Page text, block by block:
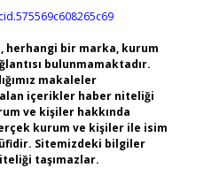
herhangi bir marka, kurum
bulunmamaktadır.
makaleler
içerikler haber niteliği
ve kişiler hakkında
kurum ve kişiler ile isim
Sitemizdeki bilgiler
taşımazlar.